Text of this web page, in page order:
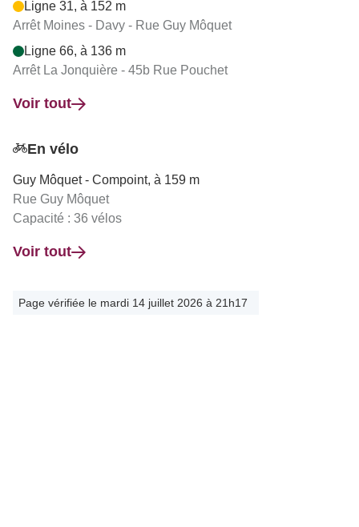
Ligne 31, à 152 m
Arrêt Moines - Davy - Rue Guy Môquet
Ligne 66, à 136 m
Arrêt La Jonquière - 45b Rue Pouchet
Voir tout
En vélo
Guy Môquet - Compoint, à 159 m
Rue Guy Môquet
Capacité : 36 vélos
Voir tout
Page vérifiée le mardi 14 juillet 2026 à 21h17